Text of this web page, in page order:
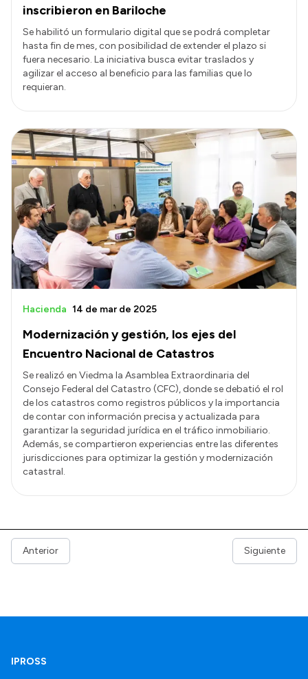
inscribieron en Bariloche
Se habilitó un formulario digital que se podrá completar
hasta fin de mes, con posibilidad de extender el plazo si
fuera necesario. La iniciativa busca evitar traslados y
agilizar el acceso al beneficio para las familias que lo
requieran.
Modernización y gestión, los ejes del
Encuentro Nacional de Catastros
Hacienda 14 de mar de 2025
Se realizó en Viedma la Asamblea Extraordinaria del
Consejo Federal del Catastro (CFC), donde se debatió el rol
de los catastros como registros públicos y la importancia
de contar con información precisa y actualizada para
garantizar la seguridad jurídica en el tráfico inmobiliario.
Además, se compartieron experiencias entre las diferentes
jurisdicciones para optimizar la gestión y modernización
catastral.
Anterior Siguiente
IPROSS